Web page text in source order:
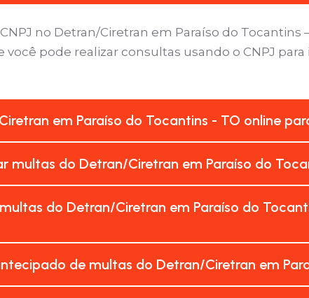
no Detran/Ciretran em Paraíso do Tocantins
você pode realizar consultas usando o CNPJ
em Paraíso do Tocantins - TO online
multas do Detran/Ciretran em Paraíso do
do Detran/Ciretran em Paraíso do
de multas do Detran/Ciretran em